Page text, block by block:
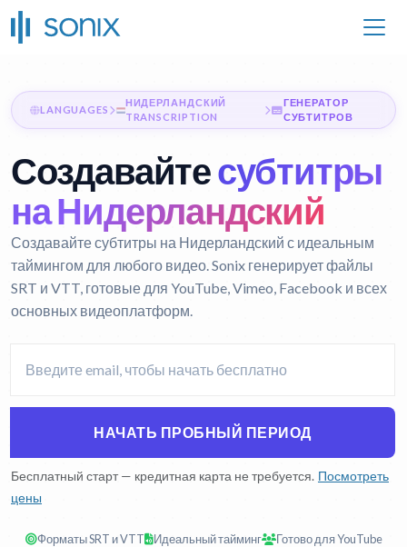
LANGUAGES
НИДЕРЛАНДСКИЙ
TRANSCRIPTION
ГЕНЕРАТОР
СУБТИТРОВ
Создавайтесубтитры
на Нидерландский
Создавайте субтитры на Нидерландский с идеальным
таймингом для любого видео. Sonix генерирует файлы
SRT и VTT, готовые для YouTube, Vimeo, Facebook и всех
основных видеоплатформ.
НАЧАТЬ ПРОБНЫЙ ПЕРИОД
Бесплатный старт — кредитная карта не требуется. Посмотреть
цены
Форматы SRT и VTT Идеальный тайминг Готово для YouTube